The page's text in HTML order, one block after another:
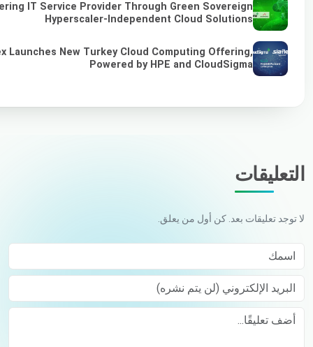
IT Service Provider Through Green Sovereign
Hyperscaler-Independent Cloud Solutions
Launches New Turkey Cloud Computing Offering,
Powered by HPE and CloudSigma
التعليقات
لا توجد تعليقات بعد. كن أول من يعلق.
اسمك
البريد الإلكتروني (لن يتم نشره)